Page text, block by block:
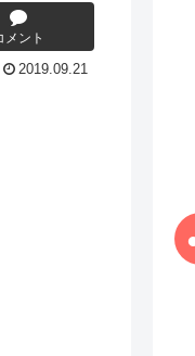
メント
2019.09.21